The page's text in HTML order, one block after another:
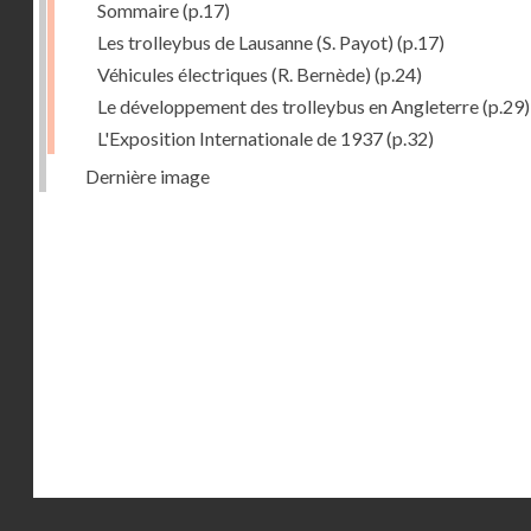
Sommaire(p.17)
Les trolleybus de Lausanne (S. Payot) (p.17)
Véhicules électriques (R. Bernède) (p.24)
Le développement des trolleybus en Angleterre(p.29)
L'Exposition Internationale de 1937(p.32)
Dernière image